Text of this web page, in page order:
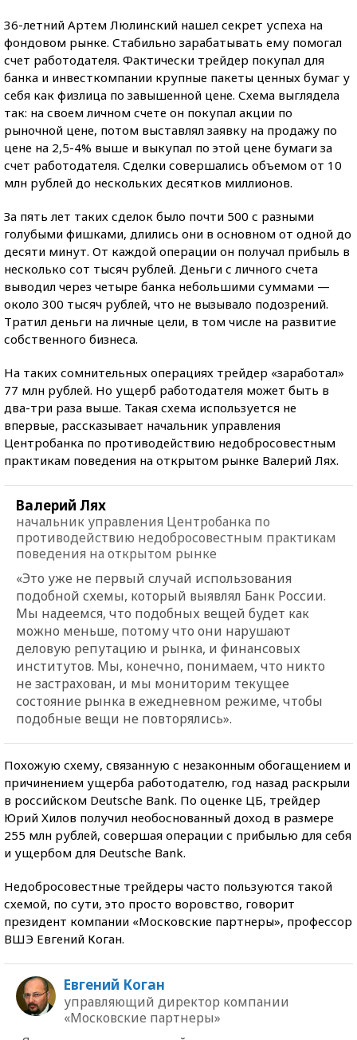
36-летний Артем Люлинский нашел секрет успеха на
фондовом рынке. Стабильно зарабатывать ему помогал
счет работодателя. Фактически трейдер покупал для
банка и инвесткомпании крупные пакеты ценных бумаг у
себя как физлица по завышенной цене. Схема выглядела
так: на своем личном счете он покупал акции по
рыночной цене, потом выставлял заявку на продажу по
цене на 2,5-4% выше и выкупал по этой цене бумаги за
счет работодателя. Сделки совершались объемом от 10
млн рублей до нескольких десятков миллионов.
За пять лет таких сделок было почти 500 с разными
голубыми фишками, длились они в основном от одной до
десяти минут. От каждой операции он получал прибыль в
несколько сот тысяч рублей. Деньги с личного счета
выводил через четыре банка небольшими суммами —
около 300 тысяч рублей, что не вызывало подозрений.
Тратил деньги на личные цели, в том числе на развитие
собственного бизнеса.
На таких сомнительных операциях трейдер «заработал»
77 млн рублей. Но ущерб работодателя может быть в
два-три раза выше. Такая схема используется не
впервые, рассказывает начальник управления
Центробанка по противодействию недобросовестным
практикам поведения на открытом рынке Валерий Лях.
Валерий Лях
начальник управления Центробанка по
противодействию недобросовестным практикам
поведения на открытом рынке
«Это уже не первый случай использования
подобной схемы, который выявлял Банк России.
Мы надеемся, что подобных вещей будет как
можно меньше, потому что они нарушают
деловую репутацию и рынка, и финансовых
институтов. Мы, конечно, понимаем, что никто
не застрахован, и мы мониторим текущее
состояние рынка в ежедневном режиме, чтобы
подобные вещи не повторялись».
Похожую схему, связанную с незаконным обогащением и
причинением ущерба работодателю, год назад раскрыли
в российском Deutsche Bank. По оценке ЦБ, трейдер
Юрий Хилов получил необоснованный доход в размере
255 млн рублей, совершая операции с прибылью для себя
и ущербом для Deutsche Bank.
Недобросовестные трейдеры часто пользуются такой
схемой, по сути, это просто воровство, говорит
президент компании «Московские партнеры», профессор
ВШЭ Евгений Коган.
Евгений Коган
управляющий директор компании
«Московские партнеры»